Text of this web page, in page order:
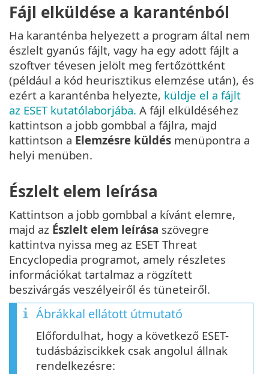
Fájl elküldése a karanténból
Ha karanténba helyezett a program által nem
észlelt gyanús fájlt, vagy ha egy adott fájlt a
szoftver tévesen jelölt meg fertőzöttként
(például a kód heurisztikus elemzése után), és
ezért a karanténba helyezte, küldje el a fájlt
az ESET kutatólaborjába. A fájl elküldéséhez
kattintson a jobb gombbal a fájlra, majd
kattintson a Elemzésre küldés menüpontra a
helyi menüben.
Észlelt elem leírása
Kattintson a jobb gombbal a kívánt elemre,
majd az Észlelt elem leírása szövegre
kattintva nyissa meg az ESET Threat
Encyclopedia programot, amely részletes
információkat tartalmaz a rögzített
beszivárgás veszélyeiről és tüneteiről.
Ábrákkal ellátott útmutató
Előfordulhat, hogy a következő ESET-
tudásbáziscikkek csak angolul állnak
rendelkezésre: